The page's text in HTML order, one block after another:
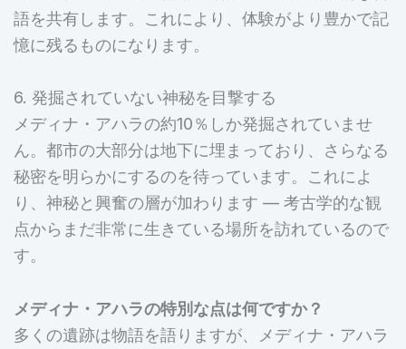
語を共有します。これにより、体験がより豊かで記
憶に残るものになります。
6. 発掘されていない神秘を目撃する
メディナ・アハラの約10％しか発掘されていませ
ん。都市の大部分は地下に埋まっており、さらなる
秘密を明らかにするのを待っています。これによ
り、神秘と興奮の層が加わります — 考古学的な観
点からまだ非常に生きている場所を訪れているので
す。
メディナ・アハラの特別な点は何ですか？
多くの遺跡は物語を語りますが、メディナ・アハラ